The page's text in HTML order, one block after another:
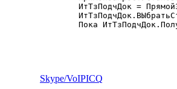
Skype/VoIPICQ